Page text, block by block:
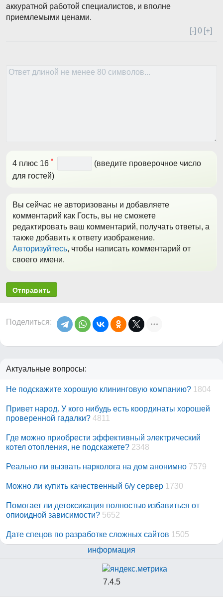
аккуратной работой специалистов, и вполне
приемлемыми ценами.
[-] 0 [+]
4 плюс 16 *
(введите проверочное число
для гостей)
Вы сейчас не авторизованы и добавляете
комментарий как Гость, вы не сможете
редактировать ваш комментарий, получать ответы, а
также добавить к ответу изображение.
Авторизуйтесь, чтобы написать комментарий от
своего имени.
Отправить
Поделиться:
Актуальные вопросы:
Не подскажите хорошую клининговую компанию? 1804
Привет народ. У кого нибудь есть координаты хорошей
проверенной гадалки? 4811
Где можно приобрести эффективный электрический
котел отопления, не подскажете? 2348
Реально ли вызвать нарколога на дом анонимно 7579
Можно ли купить качественный б/у сервер 1730
Помогает ли детоксикация полностью избавиться от
опиоидной зависимости? 5652
Дате спецов по разработке сложных сайтов 1505
информация
7.4.5